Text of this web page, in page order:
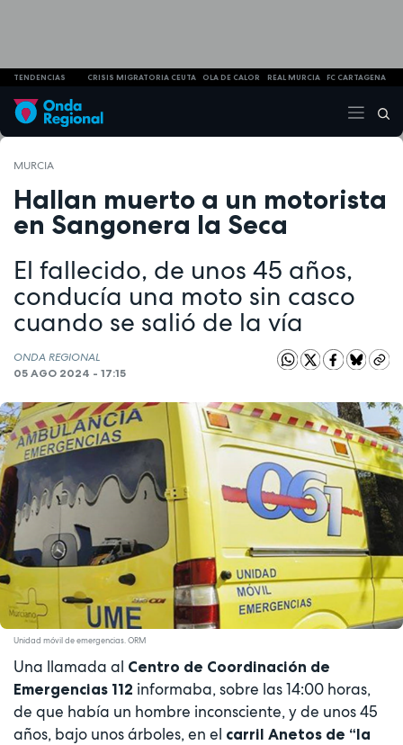
TENDENCIAS CRISIS MIGRATORIA CEUTA OLA DE CALOR REAL MURCIA FC CARTAGENA
MURCIA
Hallan muerto a un motorista
en Sangonera la Seca
El fallecido, de unos 45 años,
conducía una moto sin casco
cuando se salió de la vía
ONDA REGIONAL
05 AGO 2024 - 17:15
Unidad móvil de emergencias. ORM
Una llamada al Centro de Coordinación de
Emergencias 112 informaba, sobre las 14:00 horas,
de que había un hombre inconsciente, y de unos 45
años, bajo unos árboles, en el carril Anetos de “la